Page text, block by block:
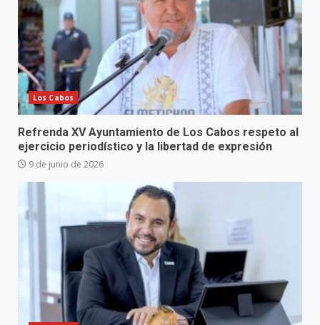
Los Cabos
Refrenda XV Ayuntamiento de Los Cabos respeto al
ejercicio periodístico y la libertad de expresión
9 de junio de 2026